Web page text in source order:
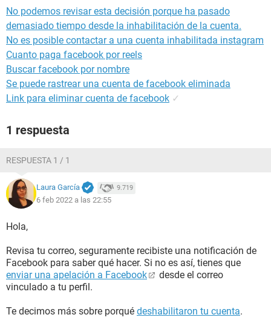
No podemos revisar esta decisión porque ha pasado
demasiado tiempo desde la inhabilitación de la cuenta.
No es posible contactar a una cuenta inhabilitada instagram
Cuanto paga facebook por reels
Buscar facebook por nombre
Se puede rastrear una cuenta de facebook eliminada
Link para eliminar cuenta de facebook ✓
1 respuesta
RESPUESTA 1 / 1
Laura García 9.719
6 feb 2022 a las 22:55
Hola,
Revisa tu correo, seguramente recibiste una notificación de
Facebook para saber qué hacer. Si no es así, tienes que
enviar una apelación a Facebook
desde el correo
vinculado a tu perfil.
Te decimos más sobre porqué deshabilitaron tu cuenta.